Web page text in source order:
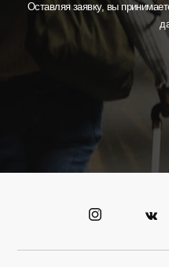
Оставляя заявку, вы